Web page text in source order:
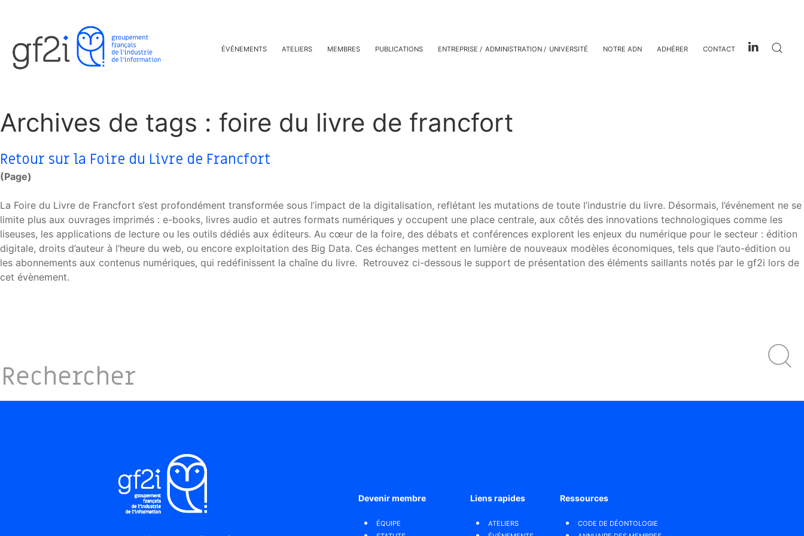
ÉVÉNEMENTS ATELIERS MEMBRES PUBLICATIONS ENTREPRISE ADMINISTRATION UNIVERSITÉ NOTRE ADN ADHÉRER CONTACT
Archives de tags : foire du livre de francfort
Retour sur la Foire du Livre de Francfort
(Page)
La Foire du Livre de Francfort s’est profondément transformée sous l’impact de la digitalisation, reflétant les mutations de toute l’industrie du livre. Désormais, l’événement ne se
limite plus aux ouvrages imprimés : e-books, livres audio et autres formats numériques y occupent une place centrale, aux côtés des innovations technologiques comme les
liseuses, les applications de lecture ou les outils dédiés aux éditeurs. Au cœur de la foire, des débats et conférences explorent les enjeux du numérique pour le secteur : édition
digitale, droits d’auteur à l’heure du web, ou encore exploitation des Big Data. Ces échanges mettent en lumière de nouveaux modèles économiques, tels que l’auto-édition ou
les abonnements aux contenus numériques, qui redéfinissent la chaîne du livre. Retrouvez ci-dessous le support de présentation des éléments saillants notés par le gf2i lors de
cet évènement.
Devenir membre
ÉQUIPE
Liens rapides
ATELIERS
Ressources
CODE DE DÉONTOLOGIE